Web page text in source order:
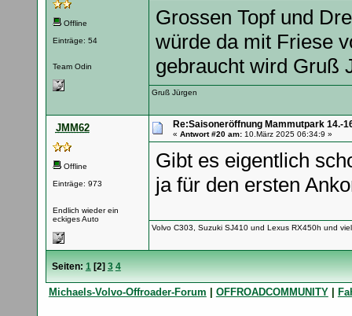
Offline
Einträge: 54
Team Odin
Grossen Topf und
würde da mit Friese
gebraucht wird Gruß
Gruß Jürgen
JMM62
Offline
Einträge: 973
Endlich wieder ein
eckiges Auto
Re:Saisoneröffnung Mammutpark 14.-
« Antwort #20 am:10.März 2025 06:34:9 »
Gibt es eigentlich
ja für den ersten
Volvo C303, Suzuki SJ410 und Lexus RX450h und
Seiten: 1[2] 3 4
Michaels-Volvo-Offroader-Forum OFFROADCOMMUNITY|